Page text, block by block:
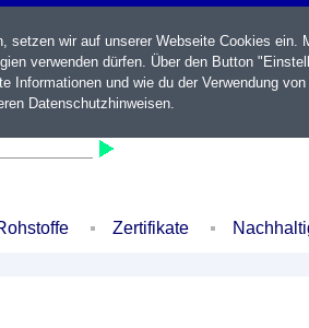
Zertifikate
setzen wir auf unserer Webseite Cookies ein.
verwenden dürfen. Über den Button
Informationen und wie du der Verwendung
Datenschutzhinweisen.